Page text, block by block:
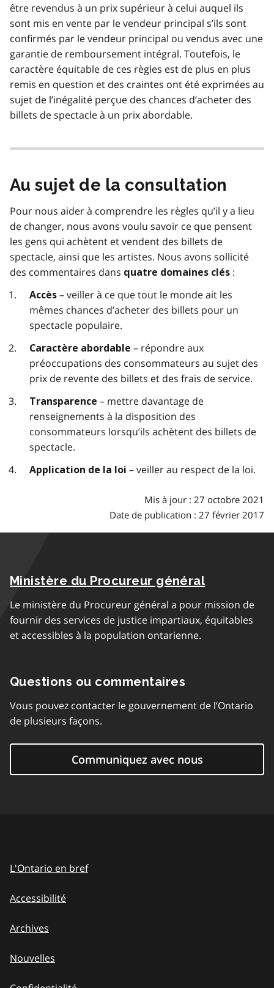
être revendus à un prix supérieur à celui auquel ils
sont mis en vente par le vendeur principal s’ils sont
confirmés par le vendeur principal ou vendus avec une
garantie de remboursement intégral. Toutefois, le
caractère équitable de ces règles est de plus en plus
remis en question et des craintes ont été exprimées au
sujet de l’inégalité perçue des chances d’acheter des
billets de spectacle à un prix abordable.
Au sujet de la consultation
Pour nous aider à comprendre les règles qu’il y a lieu
de changer, nous avons voulu savoir ce que pensent
les gens qui achètent et vendent des billets de
spectacle, ainsi que les artistes. Nous avons sollicité
des commentaires dans quatre domaines clés :
Accès – veiller à ce que tout le monde ait les
mêmes chances d’acheter des billets pour un
spectacle populaire.
Caractère abordable – répondre aux
préoccupations des consommateurs au sujet des
prix de revente des billets et des frais de service.
Transparence – mettre davantage de
renseignements à la disposition des
consommateurs lorsqu’ils achètent des billets de
spectacle.
Application de la loi – veiller au respect de la loi.
Mis à jour : 27 octobre 2021
Date de publication : 27 février 2017
Ministère du Procureur général
Le ministère du Procureur général a pour mission de
fournir des services de justice impartiaux, équitables
et accessibles à la population ontarienne.
Questions ou commentaires
Vous pouvez contacter le gouvernement de l’Ontario
de plusieurs façons.
Communiquez avec nous
L'Ontario en bref
Accessibilité
Archives
Nouvelles